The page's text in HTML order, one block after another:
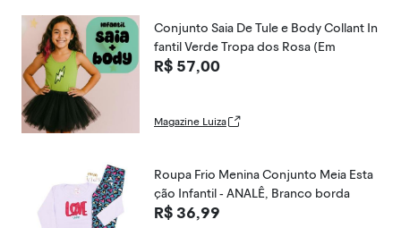
Conjunto Saia De Tule e Body Collant In
fantil Verde Tropa dos Rosa (Em
R$ 57,00
Magazine Luiza
Roupa Frio Menina Conjunto Meia Esta
ção Infantil - ANALÊ, Branco borda
R$ 36,99